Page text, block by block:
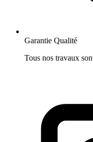
Garantie Qualité
Tous nos travaux